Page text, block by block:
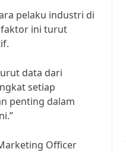
pelaku industri di
faktor ini turut
data dari
setiap
penting dalam
Officer